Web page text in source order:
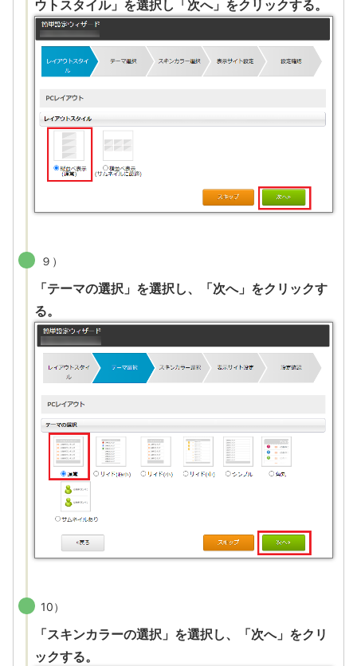
ウトスタイル」を選択し「次へ」をクリックする。
９）
「テーマの選択」を選択し、「次へ」をクリックす
る。
10）
「スキンカラーの選択」を選択し、「次へ」をクリ
ックする。